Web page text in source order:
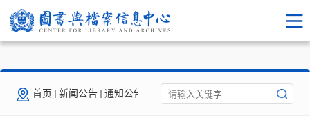
首页 新闻公告 通知公告